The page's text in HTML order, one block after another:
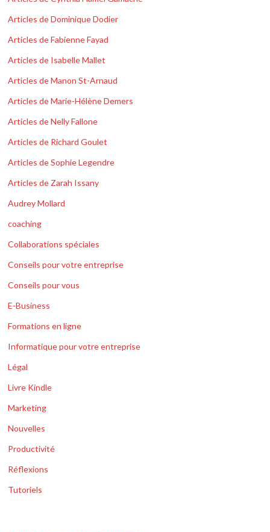
Articles de Dominique Dodier
Articles de Fabienne Fayad
Articles de Isabelle Mallet
Articles de Manon St-Arnaud
Articles de Marie-Hélène Demers
Articles de Nelly Fallone
Articles de Richard Goulet
Articles de Sophie Legendre
Articles de Zarah Issany
Audrey Mollard
coaching
Collaborations spéciales
Conseils pour votre entreprise
Conseils pour vous
E-Business
Formations en ligne
Informatique pour votre entreprise
Légal
Livre Kindle
Marketing
Nouvelles
Productivité
Réflexions
Tutoriels